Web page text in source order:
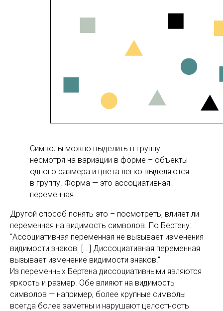
Символы можно выделить в группу
несмотря на вариации в форме – объекты
одного размера и цвета легко выделяются
в группу. Форма — это ассоциативная
переменная
Другой способ понять это – посмотреть, влияет ли
переменная на видимость символов. По Бертену:
"Ассоциативная переменная не вызывает изменения
видимости знаков. [...] Диссоциативная переменная
вызывает изменение видимости знаков."
Из переменных Бертена диссоциативными являются
яркость и размер. Обе влияют на видимость
символов — например, более крупные символы
всегда более заметны и нарушают целостность